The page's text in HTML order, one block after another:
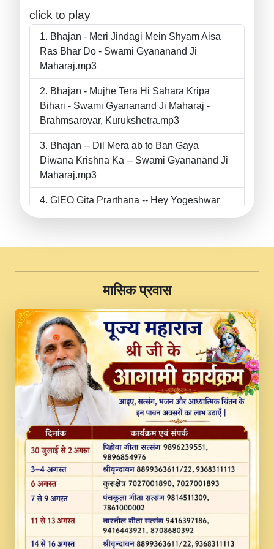
click to play
Bhajan - Meri Jindagi Mein Shyam Aisa
Ras Bhar Do - Swami Gyananand Ji
Maharaj.mp3
Bhajan - Mujhe Tera Hi Sahara Kripa
Bihari - Swami Gyananand Ji Maharaj -
Brahmsarovar, Kurukshetra.mp3
Bhajan -- Dil Mera ab to Ban Gaya
Diwana Krishna Ka -- Swami Gyananand Ji
Maharaj.mp3
GIEO Gita Prarthana -- Hey Yogeshwar
II Swami Gyananand Ji Maharaj.mp3
JINU SATGURU AAP BULAVE by Rasik
Pawan ji 20-11-19 Sankirtan At VEER JI
PRABHU KUTEER CHANNEL.mp3
Kina Sohna Tera Bhawan Sajaya Mata
Vaishno Devi Aarti Mata Rani Bhajan By
Lakhwinder Wadali Ji.mp3
MERE MANN VICH KANTH KALER
NEW PUNAJBI DEVOTIONAL SONG 2017
FULL VIDEO HD.mp3
Na To Roop Hai Bindu Ji Maharaj Pad - A
Divine Bhajan by Shri Indresh Ji
#BhaktiPath.mp3
Radha Rani Ki Kirpa Best Devotional
Song By Chitra Vichitra.mp3
​मासिक प्रवास